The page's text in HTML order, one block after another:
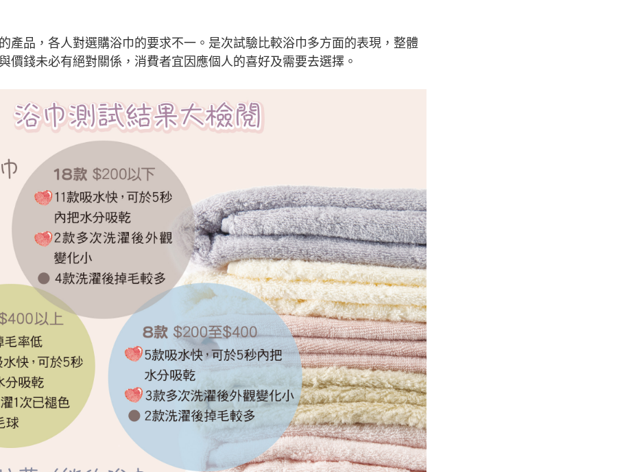
產品，各人對選購浴巾的要求不一。是次試驗比較浴巾多方面的表現，整體
價錢未必有絕對關係，消費者宜因應個人的喜好及需要去選擇。